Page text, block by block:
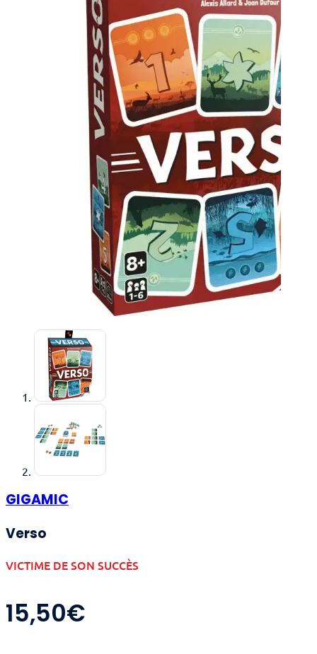
GIGAMIC
Verso
VICTIME DE SON SUCCÈS
15,50€